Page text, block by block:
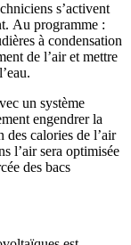
s’activent
Au programme :
à condensation
de l’air et mettre
un système
engendrer la
des calories de l’air
l’air sera optimisée
des bacs